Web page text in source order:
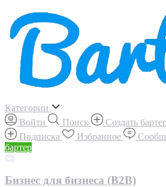
Категории
Войти
Поиск Создать
Подписка
Избранное
бартер
Бизнес для бизнеса (B2B)